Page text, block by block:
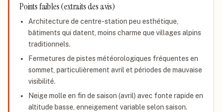
Points faibles (extraits des avis)
Architecture de centre-station peu esthétique,
bâtiments qui datent, moins charme que villages alpins
traditionnels.
Fermetures de pistes météorologiques fréquentes en
sommet, particulièrement avril et périodes de mauvaise
visibilité.
Neige molle en fin de saison (avril) avec fonte rapide en
altitude basse, enneigement variable selon saison.